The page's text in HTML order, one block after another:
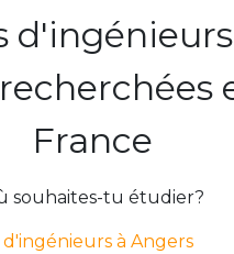
France
souhaites-tu étudier?
d'ingénieurs à Angers